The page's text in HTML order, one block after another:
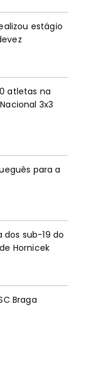
estágio
atletas na
3x3
para a
dos sub-19 do
Hornicek
Braga